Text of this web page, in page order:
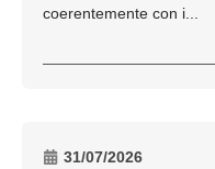
coerentemente con i...
31/07/2026